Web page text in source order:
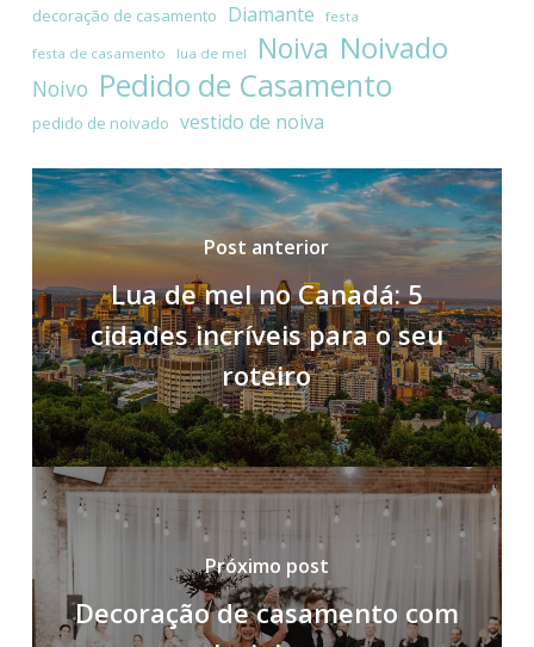
decoração de casamento Diamante festa
festa de casamento lua de mel Noiva Noivado
Noivo Pedido de Casamento
pedido de noivado vestido de noiva
Post anterior
Lua de mel no Canadá: 5
cidades incríveis para o seu
roteiro
Próximo post
Decoração de casamento com